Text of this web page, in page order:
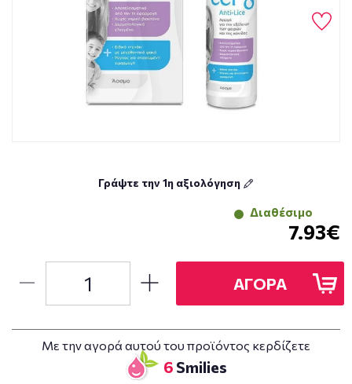
Γράψτε την 1η αξιολόγηση
Διαθέσιμο
7.93€
ΑΓΟΡΑ
Με την αγορά αυτού του προϊόντος κερδίζετε
6 Smilies